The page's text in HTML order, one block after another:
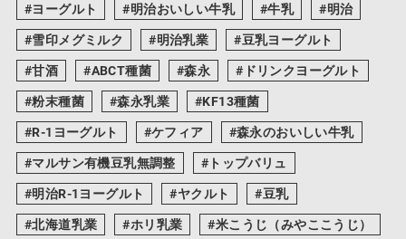
ヨーグルト 明治おいしい牛乳 牛乳
明治
雪印メグミルク
明治乳業
豆乳ヨーグルト
甘酒
ABCT種菌 森永
ドリンクヨーグルト
粉末種菌
森永乳業
KF13種菌
R-1ヨーグルト
ケフィア
森永のおいしい牛乳
マルサン有機豆乳無調整
トップバリュ
明治R-1ヨーグルト
ヤクルト
豆乳
北海道乳業
ホリ乳業
米こうじ（みやここうじ）